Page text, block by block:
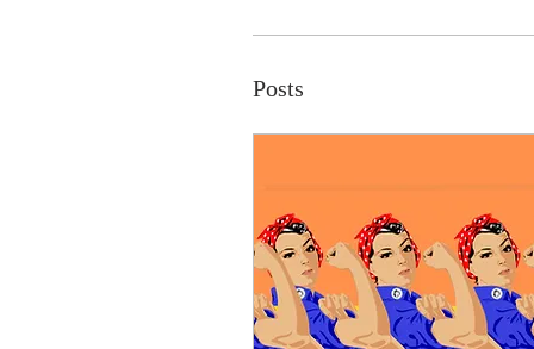
Posts